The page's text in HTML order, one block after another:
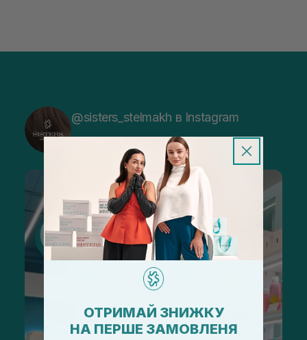
@sisters_stelmakh в Instagram
ОТРИМАЙ ЗНИЖКУ
НА ПЕРШЕ ЗАМОВЛЕНЯ